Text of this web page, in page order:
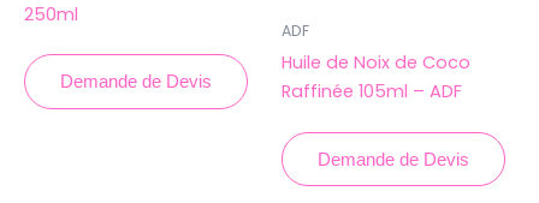
250ml
Demande de Devis
ADF
Huile de Noix de Coco
Raffinée 105ml – ADF
Demande de Devis